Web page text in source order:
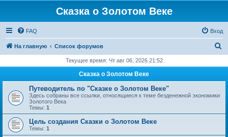
Сказка о Золотом Веке
FAQ Вход
На главную Список форумов
с
Текущее время: Чт авг 06, 2026 21:52
Сказка о Золотом Веке
Путеводитель по "Сказке о Золотом Веке"
Здесь собраны все ссылки, относящиеся к теме безденежной экономики
Золотого Века
Темы: 1
Цель создания Сказки о Золотом Веке
Темы: 1